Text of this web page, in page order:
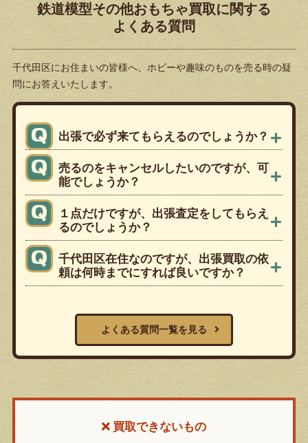
鉄道模型その他おもちゃ買取に関する
よくある質問
千代田区にお住まいの皆様へ、 ホビーや趣味のものを売る時の疑
問にお答えいたします。
出張で必ず来てもらえるのでしょうか？
売るのをキャンセルしたいのですが、可
能でしょうか？
１点だけですが、出張査定をしてもらえ
るのでしょうか？
千代田区在住なのですが、出張買取の依
頼は何時までにすれば良いですか？
よくある質問一覧を見る
買取できないもの